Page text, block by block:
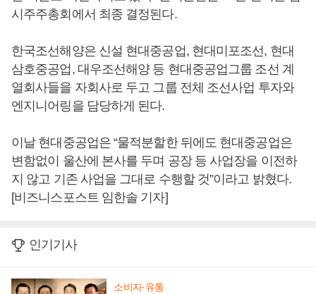
시주주총회에서 최종 결정된다.
한국조선해양은 신설 현대중공업, 현대미포조선, 현대
삼호중공업, 대우조선해양 등 현대중공업그룹 조선 계
열회사들을 자회사로 두고 그룹 전체 조선사업 투자와
엔지니어링을 담당하게 된다.
이날 현대중공업은 “물적분할한 뒤에도 현대중공업은
변함없이 울산에 본사를 두며 공장 등 사업장을 이전하
지 않고 기존 사업을 그대로 수행할 것”이라고 밝혔다.
[비즈니스포스트 임한솔 기자]
인기기사
소비자·유통